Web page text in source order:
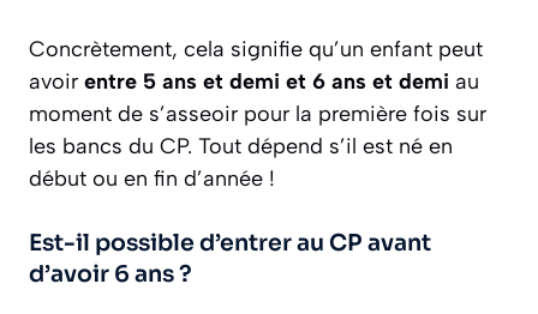
Concrètement, cela signifie qu’un enfant peut
avoir entre 5 ans et demi et 6 ans et demi au
moment de s’asseoir pour la première fois sur
les bancs du CP. Tout dépend s’il est né en
début ou en fin d’année !
Est-il possible d’entrer au CP avant
d’avoir 6 ans ?